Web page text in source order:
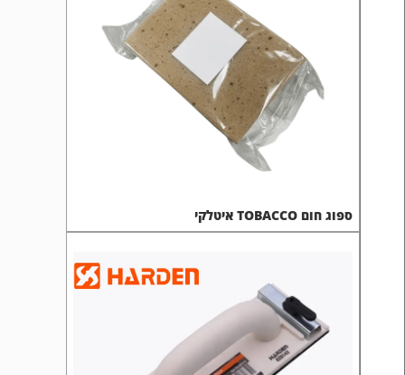
ספוג חום TOBACCO איטלקי